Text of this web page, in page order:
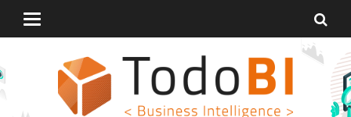
Alternar